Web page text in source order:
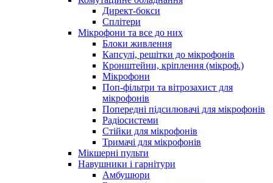
Директ-бокси
Сплітери
Мікрофони та все до них
Блоки живлення
Капсулі, решітки до мікрофонів
Кронштейни, кріплення (мікроф.)
Мікрофони
Поп-фільтри та вітрозахист для
мікрофонів
Попередні підсилювачі для мікрофонів
Радіосистеми
Стійки для мікрофонів
Тримачі для мікрофонів
Мікшерні пульти
Навушники і гарнітури
Амбушюри